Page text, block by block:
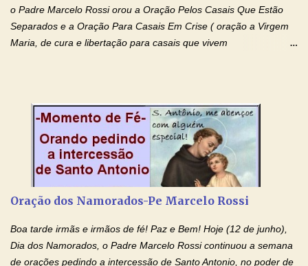
o Padre Marcelo Rossi orou a Oração Pelos Casais Que Estão
Separados e a Oração Para Casais Em Crise ( oração a Virgem
Maria, de cura e libertação para casais que vivem
no programa de rádio Momento de Fé, pela cura dos
relacionamentos. Seu relacionamento está doente? Você está
sofrendo? Então ouça o Momento de Fé e entre nesta corrente
de orações abençoadas, d eixe o Amor Ágape de Jesus curar e
restaurar você e seu relacionamento. Adriana-Devoção e Fé
separados, devido ao envolvimento de outras pessoas no
relacionamento e que minaram, espiritualmente, a relação do
casal. Vamos orar (coloque o seu esposo ou esposa diante de
Deus). "Senhor Jesus, restaura os laços ...
Oração dos Namorados-Pe Marcelo Rossi
Boa tarde irmãs e irmãos de fé! Paz e Bem! Hoje (12 de junho),
Dia dos Namorados, o Padre Marcelo Rossi continuou a semana
de orações pedindo a intercessão de Santo Antonio, no poder de